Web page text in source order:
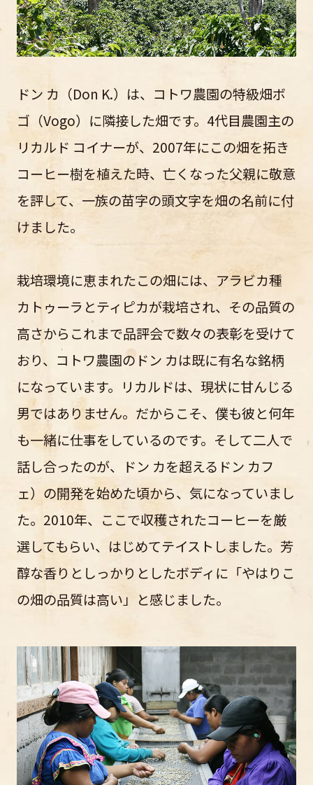
ドン カ（Don K.）は、コトワ農園の特級畑ボ
ゴ（Vogo）に隣接した畑です。4代目農園主の
リカルド コイナーが、2007年にこの畑を拓き
コーヒー樹を植えた時、亡くなった父親に敬意
を評して、一族の苗字の頭文字を畑の名前に付
けました。
栽培環境に恵まれたこの畑には、アラビカ種
カトゥーラとティピカが栽培され、その品質の
高さからこれまで品評会で数々の表彰を受けて
おり、コトワ農園のドン カは既に有名な銘柄
になっています。リカルドは、現状に甘んじる
男ではありません。だからこそ、僕も彼と何年
も一緒に仕事をしているのです。そして二人で
話し合ったのが、ドン カを超えるドン カフ
ェ）の開発を始めた頃から、気になっていまし
た。2010年、ここで収穫されたコーヒーを厳
選してもらい、はじめてテイストしました。芳
醇な香りとしっかりとしたボディに「やはりこ
の畑の品質は高い」と感じました。